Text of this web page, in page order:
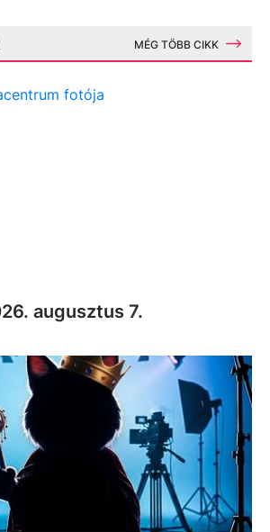
MÉG TÖBB CIKK
augusztus 7.